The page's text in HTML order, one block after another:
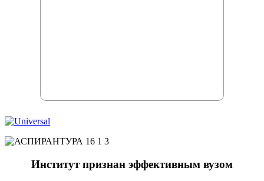
Институт признан эффективным вузом